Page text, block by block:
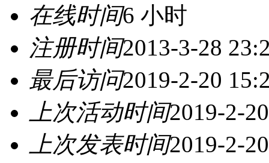
在线时间6 小时
注册时间2013-3-28
最后访问2019-2-20
上次活动时间2019-2-
上次发表时间2019-2-